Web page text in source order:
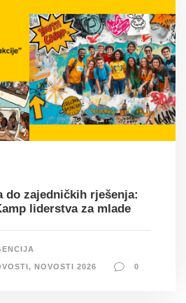
do zajedničkih rješenja:
liderstva za mlade
, NOVOSTI 2026 0